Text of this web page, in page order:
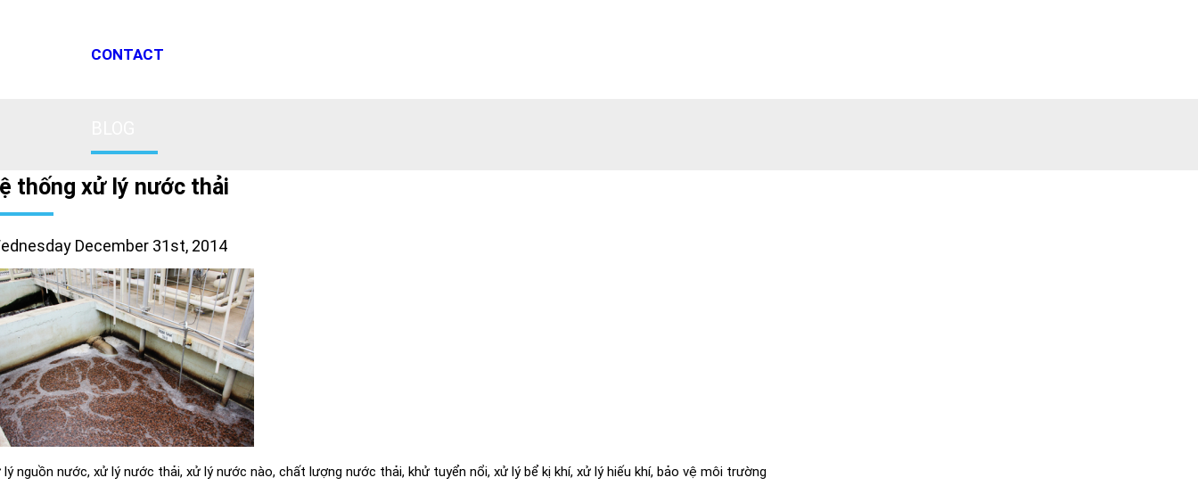
CONTACT
thống xử lý nước thải
December 31st, 2014
lý nguồn nước, xử lý nước thải, xử lý nước nào, chất lượng nước thải, khử tuyển nổi, xử lý bể kị khí, xử lý hiếu khí, bảo vệ môi trường